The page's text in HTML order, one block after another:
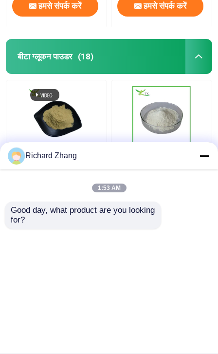
हमसे संपर्क करें हमसे संपर्क करें
बीटा ग्लूकन पाउडर (18)
पानी में घुलनशील 70% 80%
बीटा ग्लूकन पाउडर प्राकृतिक
Richard Zhang
1:53 AM
Good day, what product are you looking
for?